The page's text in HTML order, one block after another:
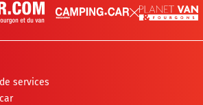
services